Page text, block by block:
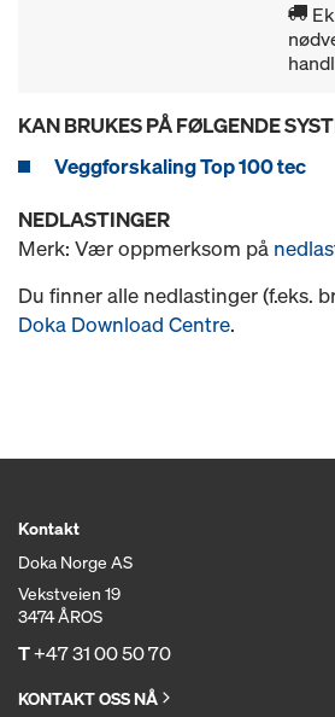
KAN BRUKES PÅ FØLGENDE
Veggforskaling Top 100 tec
NEDLASTINGER
Merk: Vær oppmerksom på
Du finner alle nedlastinger (f.eks.
Doka Download Centre.
Kontakt
Doka Norge AS
Vekstveien 19
3474 ÅROS
T+47 31 00 50 70
KONTAKT OSS NÅ